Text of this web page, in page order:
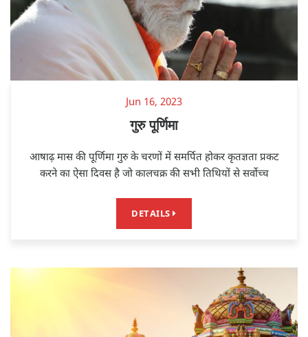
Jun 16, 2023
गुरु पूर्णिमा
आषाढ़ मास की पूर्णिमा गुरु के चरणों में समर्पित होकर कृतज्ञता प्रकट
करने का ऐसा दिवस है जो कालचक्र की सभी तिथियों से सर्वोच्च
DETAILS